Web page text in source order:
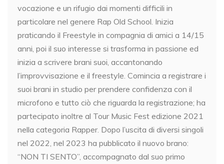
vocazione e un rifugio dai momenti difficili in
particolare nel genere Rap Old School. Inizia
praticando il Freestyle in compagnia di amici a 14/15
anni, poi il suo interesse si trasforma in passione ed
inizia a scrivere brani suoi, accantonando
l’improvvisazione e il freestyle. Comincia a registrare i
suoi brani in studio per prendere confidenza con il
microfono e tutto ciò che riguarda la registrazione; ha
partecipato inoltre al Tour Music Fest edizione 2021
nella categoria Rapper. Dopo l’uscita di diversi singoli
nel 2022, nel 2023 ha pubblicato il nuovo brano:
“NON TI SENTO”, accompagnato dal suo primo